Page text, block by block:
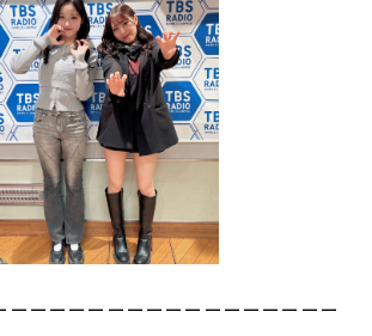
ーーーーーーーーーーーーーーーーー